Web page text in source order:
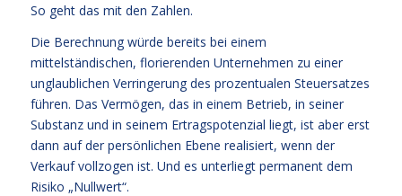
So geht das mit den Zahlen.
Die Berechnung würde bereits bei einem
mittelständischen, florierenden Unternehmen zu einer
unglaublichen Verringerung des prozentualen Steuersatzes
führen. Das Vermögen, das in einem Betrieb, in seiner
Substanz und in seinem Ertragspotenzial liegt, ist aber erst
dann auf der persönlichen Ebene realisiert, wenn der
Verkauf vollzogen ist. Und es unterliegt permanent dem
Risiko „Nullwert“.